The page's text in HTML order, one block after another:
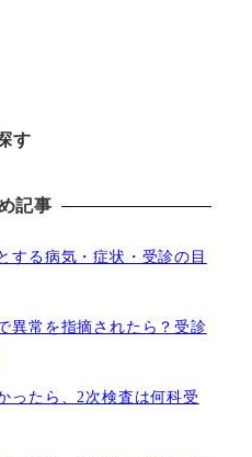
す
記事
する病気・症状・受診の目
異常を指摘されたら？受診
ったら、2次検査は何科受